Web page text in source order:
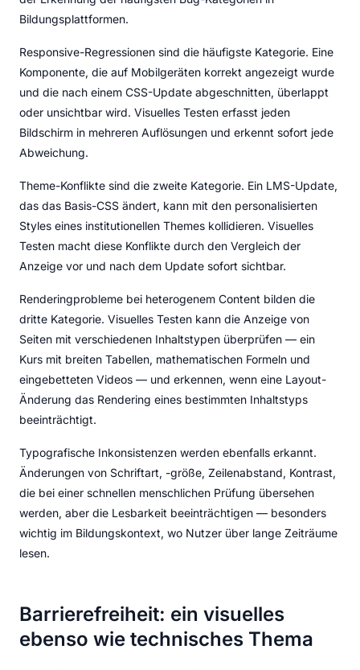
Bildungsplattformen.
Responsive-Regressionen sind die häufigste Kategorie. Eine
Komponente, die auf Mobilgeräten korrekt angezeigt wurde
und die nach einem CSS-Update abgeschnitten, überlappt
oder unsichtbar wird. Visuelles Testen erfasst jeden
Bildschirm in mehreren Auflösungen und erkennt sofort jede
Abweichung.
Theme-Konflikte sind die zweite Kategorie. Ein LMS-Update,
das das Basis-CSS ändert, kann mit den personalisierten
Styles eines institutionellen Themes kollidieren. Visuelles
Testen macht diese Konflikte durch den Vergleich der
Anzeige vor und nach dem Update sofort sichtbar.
Renderingprobleme bei heterogenem Content bilden die
dritte Kategorie. Visuelles Testen kann die Anzeige von
Seiten mit verschiedenen Inhaltstypen überprüfen — ein
Kurs mit breiten Tabellen, mathematischen Formeln und
eingebetteten Videos — und erkennen, wenn eine Layout-
Änderung das Rendering eines bestimmten Inhaltstyps
beeinträchtigt.
Typografische Inkonsistenzen werden ebenfalls erkannt.
Änderungen von Schriftart, -größe, Zeilenabstand, Kontrast,
die bei einer schnellen menschlichen Prüfung übersehen
werden, aber die Lesbarkeit beeinträchtigen — besonders
wichtig im Bildungskontext, wo Nutzer über lange Zeiträume
lesen.
Barrierefreiheit: ein visuelles
ebenso wie technisches Thema